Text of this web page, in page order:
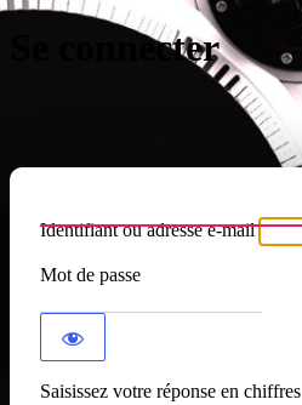
Se connecter
Identifiant ou adresse e-mail
Mot de passe
Saisissez votre réponse en chiffres